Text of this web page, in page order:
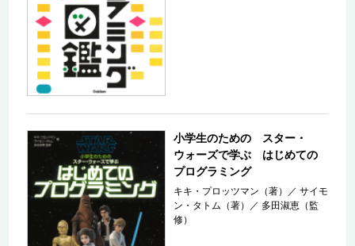
小学生のための スター・
ウォーズで学ぶ はじめての
プログラミング
キキ・プロッツマン（著） ／サイモ
ン・タトム（著）
／ 多田淑恵（監
修）